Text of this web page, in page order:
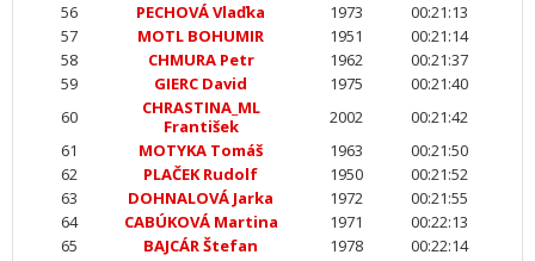
56
PECHOVÁ Vlaďka 1973
00:21:13
57
MOTL BOHUMIR 1951
00:21:14
58
CHMURA Petr 1962
00:21:37
59
GIERC David 1975
00:21:40
60
CHRASTINA_ML
František
2002
00:21:42
61
MOTYKA Tomáš 1963
00:21:50
62
PLAČEK Rudolf 1950
00:21:52
63
DOHNALOVÁ Jarka 1972
00:21:55
64
CABÚKOVÁ Martina 1971
00:22:13
65
BAJCÁR Štefan 1978
00:22:14